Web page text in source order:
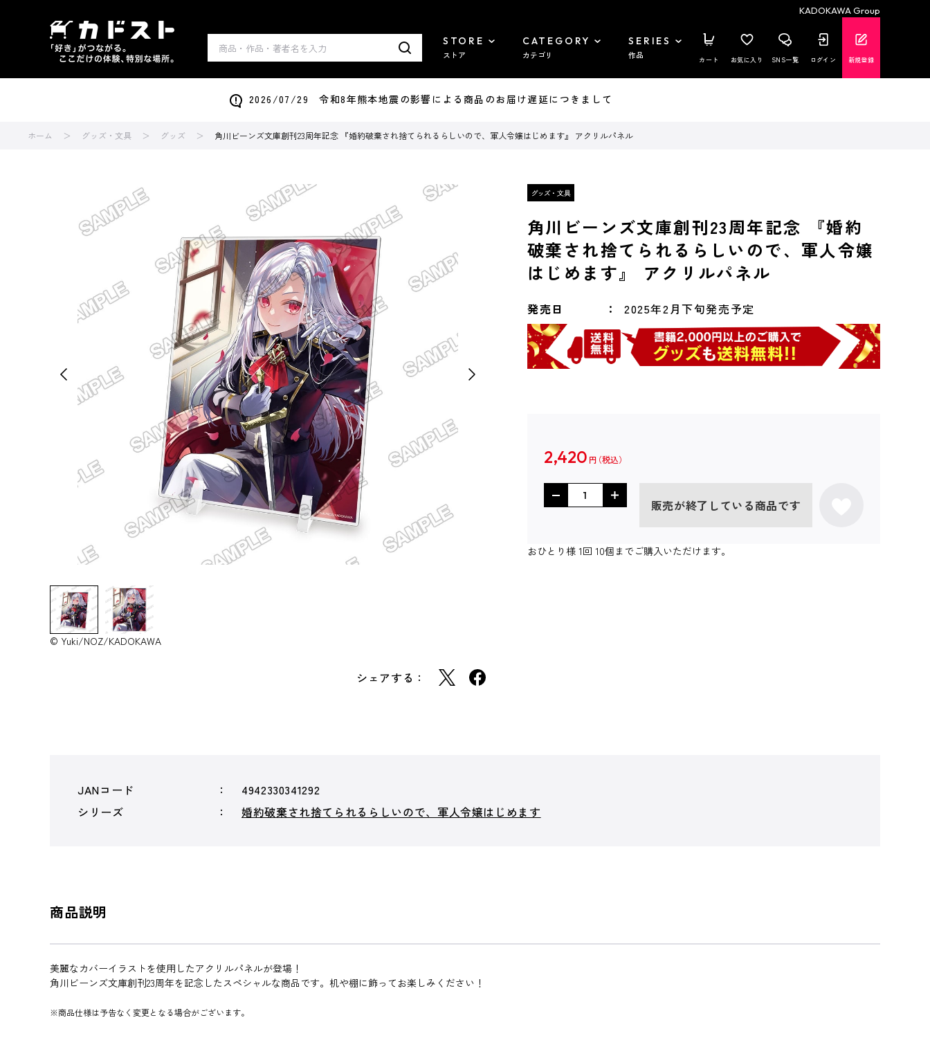
KADOKAWA Group
STORE
ストア
CATEGORY
カテゴリ
SERIES
作品 カート お気に入り SNS一覧 ログイン 新規登録
2026/07/29 令和8年熊本地震の影響による商品のお届け遅延につきまして
ホーム グッズ・文具 グッズ 角川ビーンズ文庫創刊23周年記念 『婚約破棄され捨てられるらしいので、軍人令嬢はじめます』 アクリルパネル
© Yuki/NOZ/KADOKAWA
シェアする：
角川ビーンズ文庫創刊23周年記念 『婚約
破棄され捨てられるらしいので、軍人令嬢
はじめます』 アクリルパネル
発売日 2025年2月下旬発売予定
2,420 円
販売が終了している商品です
おひとり様 1回 10個までご購入いただけます。
JANコード
4942330341292
シリーズ
婚約破棄され捨てられるらしいので、軍人令嬢はじめます
商品説明
美麗なカバーイラストを使用したアクリルパネルが登場！
角川ビーンズ文庫創刊23周年を記念したスペシャルな商品です。机や棚に飾ってお楽しみください！
※商品仕様は予告なく変更となる場合がございます。